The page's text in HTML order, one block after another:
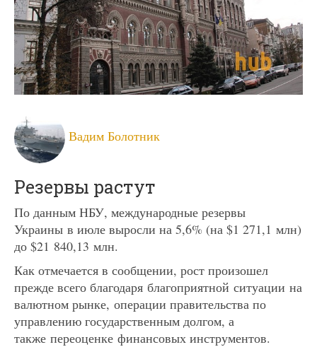
Вадим Болотник
Резервы растут
По данным НБУ, международные резервы
Украины в июле выросли на 5,6% (на $1 271,1 млн)
до $21 840,13 млн.
Как отмечается в сообщении, рост произошел
прежде всего благодаря благоприятной ситуации на
валютном рынке, операции правительства по
управлению государственным долгом, а
также переоценке финансовых инструментов.